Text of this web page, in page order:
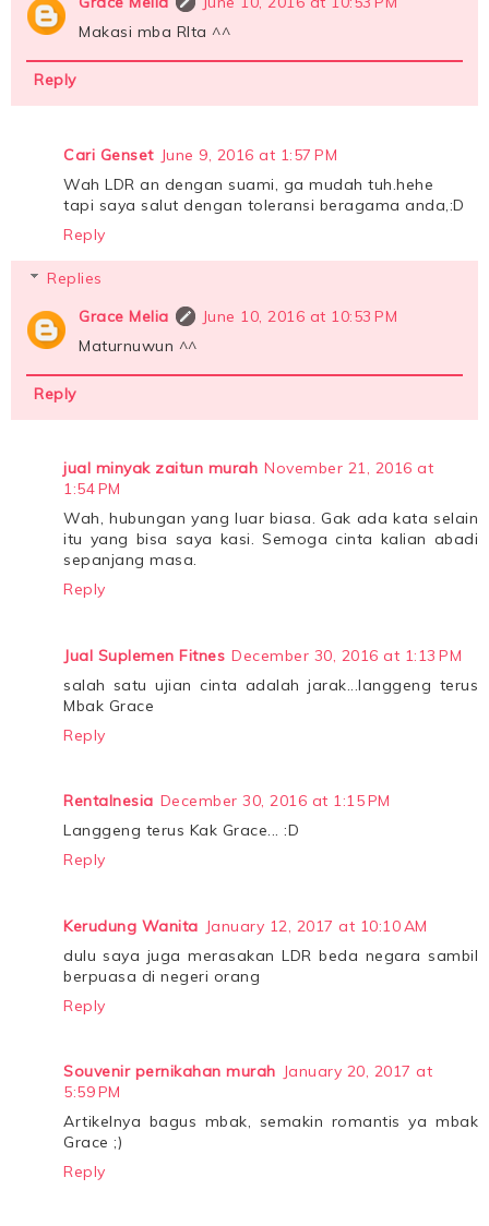
Makasi mba RIta ^^
Reply
Cari Genset June 9, 2016 at 1:57 PM
Wah LDR an dengan suami, ga mudah tuh.hehe
tapi saya salut dengan toleransi beragama anda,:D
Reply
Replies
Grace Melia
June 10, 2016 at 10:53 PM
Maturnuwun ^^
Reply
jual minyak zaitun murah November 21, 2016 at
1:54 PM
Wah, hubungan yang luar biasa. Gak ada kata selain
itu yang bisa saya kasi. Semoga cinta kalian abadi
sepanjang masa.
Reply
Jual Suplemen Fitnes December 30, 2016 at 1:13 PM
salah satu ujian cinta adalah jarak...langgeng terus
Mbak Grace
Reply
Rentalnesia December 30, 2016 at 1:15 PM
Langgeng terus Kak Grace... :D
Reply
Kerudung Wanita January 12, 2017 at 10:10 AM
dulu saya juga merasakan LDR beda negara sambil
berpuasa di negeri orang
Reply
Souvenir pernikahan murah January 20, 2017 at
5:59 PM
Artikelnya bagus mbak, semakin romantis ya mbak
Grace ;)
Reply